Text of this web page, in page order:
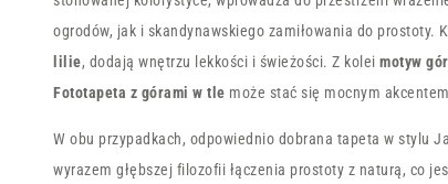
ogrodów, jak i skandynawskiego zamiłowania do
lilie, dodają wnętrzu lekkości i świeżości. Z kolei motyw gór
Fototapeta z górami w tle może stać się mocnym
W obu przypadkach, odpowiednio dobrana tapeta w stylu
wyrazem głębszej filozofii łączenia prostoty z naturą, co